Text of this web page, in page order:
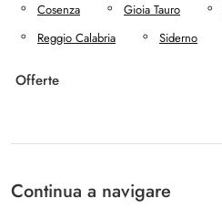
Cosenza Gioia Tauro
Reggio Calabria
Siderno
Offerte
Continua a navigare